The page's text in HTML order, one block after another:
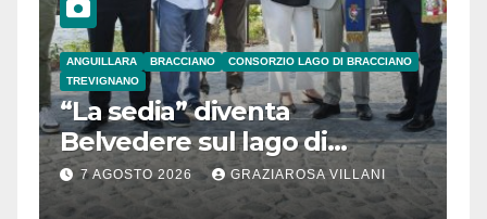
ANGUILLARA BRACCIANO
CONSORZIO LAGO DI BRACCIANO
TREVIGNANO
“La sedia” diventa
Belvedere sul lago di
Bracciano: ieri
l’inaugurazione
7 AGOSTO 2026 GRAZIAROSA VILLANI